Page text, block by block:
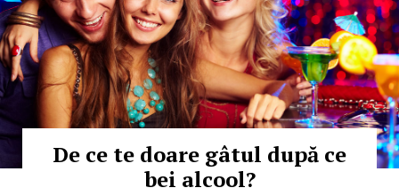
De ce te doare gâtul după ce
bei alcool?